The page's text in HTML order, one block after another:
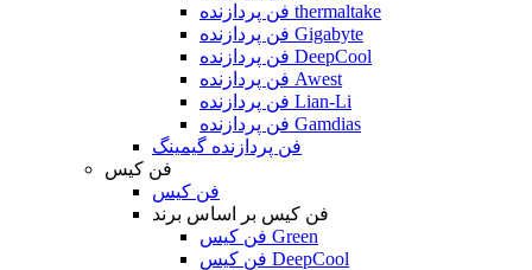
فن پردازنده thermaltake
فن پردازنده Gigabyte
فن پردازنده DeepCool
فن پردازنده Awest
فن پردازنده Lian-Li
فن پردازنده Gamdias
فن پردازنده گیمینگ
فن کیس
فن کیس
فن کیس بر اساس برند
فن کیس Green
فن کیس DeepCool